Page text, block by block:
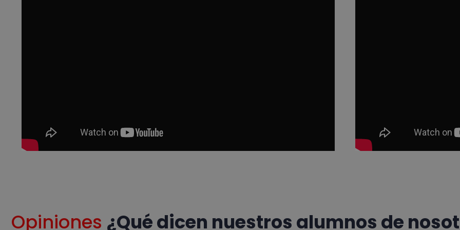
Opiniones ¿Qué dicen nuestros alumnos de